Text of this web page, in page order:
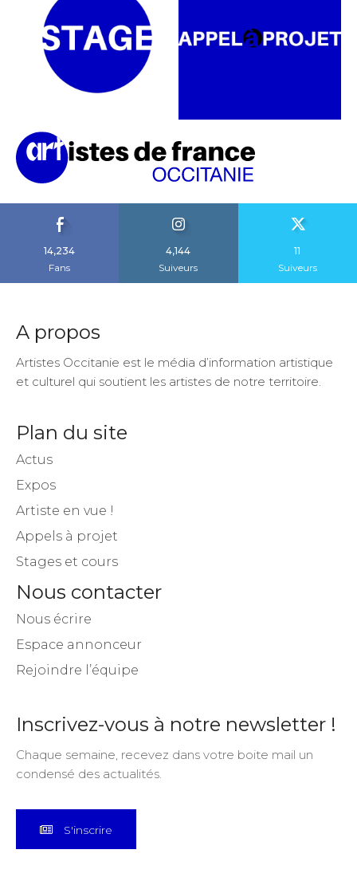
14,234
Fans
4,144
Suiveurs
11
Suiveurs
A propos
Artistes Occitanie est le média d’information artistique
et culturel qui soutient les artistes de notre territoire.
Plan du site
Actus
Expos
Artiste en vue !
Appels à projet
Stages et cours
Nous contacter
Nous écrire
Espace annonceur
Rejoindre l’équipe
Inscrivez-vous à notre newsletter !
Chaque semaine, recevez dans votre boite mail un
condensé des actualités.
S'inscrire